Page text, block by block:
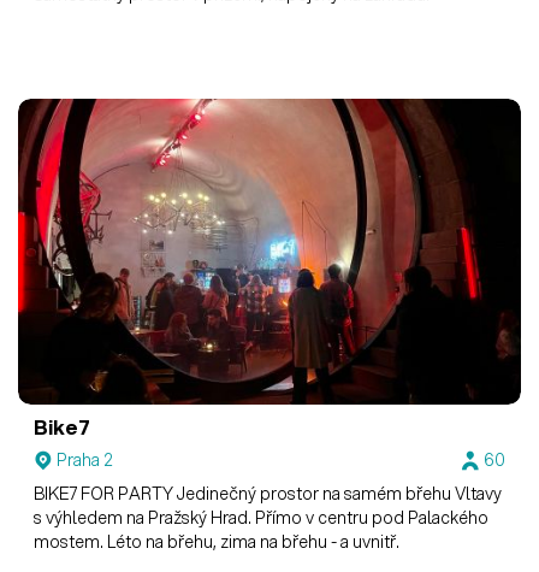
Bike7
Praha 2
60
BIKE7 FOR PARTY Jedinečný prostor na samém břehu Vltavy
s výhledem na Pražský Hrad. Přímo v centru pod Palackého
mostem. Léto na břehu, zima na břehu - a uvnitř.